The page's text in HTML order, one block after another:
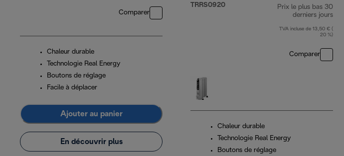
Comparer
Chaleur durable
Technologie Real Energy
Boutons de réglage
Facile à déplacer
Ajouter au panier
En découvrir plus
TRRS0920
Prix le plus bas 30
derniers jours
TVA incluse de 13,50 € (
20 %)
Comparer
Chaleur durable
Technologie Real Energy
Boutons de réglage